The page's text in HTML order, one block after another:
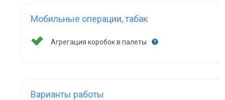
Мобильные операции, табак
Агрегация коробок в палеты
Варианты работы